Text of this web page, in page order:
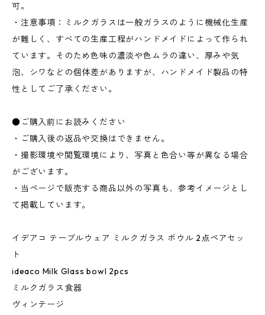
可。
・注意事項：ミルクガラスは一般ガラスのように機械化生産
が難しく、すべての生産工程がハンドメイドによって作られ
ています。そのため色味の濃淡や色ムラの違い、厚みや気
泡、シワなどの個体差がありますが、ハンドメイド製品の特
性としてご了承ください。
●ご購入前にお読みください
・ご購入後の返品や交換はできません。
・撮影環境や閲覧環境により、写真と色合い等が異なる場合
がございます。
・当ページで販売する商品以外の写真も、参考イメージとし
て掲載しています。
イデアコ テーブルウェア ミルクガラス ボウル 2点ペアセッ
ト
ideaco Milk Glass bowl 2pcs
ミルクガラス食器
ヴィンテージ